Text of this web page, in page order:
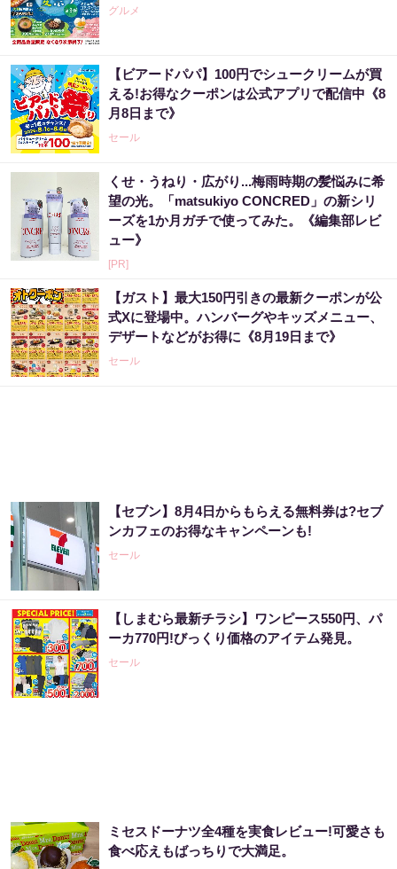
グルメ
【ビアードパパ】100円でシュークリームが買
える!お得なクーポンは公式アプリで配信中《8
月8日まで》
セール
くせ・うねり・広がり...梅雨時期の髪悩みに希
望の光。「matsukiyo CONCRED」の新シリ
ーズを1か月ガチで使ってみた。《編集部レビ
ュー》
[PR]
【ガスト】最大150円引きの最新クーポンが公
式Xに登場中。ハンバーグやキッズメニュー、
デザートなどがお得に《8月19日まで》
セール
【セブン】8月4日からもらえる無料券は?セブ
ンカフェのお得なキャンペーンも!
セール
【しまむら最新チラシ】ワンピース550円、パ
ーカ770円!びっくり価格のアイテム発見。
セール
ミセスドーナツ全4種を実食レビュー!可愛さも
食べ応えもばっちりで大満足。